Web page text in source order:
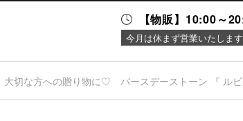
【物販】10:00～
今月は休まず営業いたします
施設案内
ニュース＆
イベント
大切な方への贈り物に♡ バースデーストーン 『 ルビ